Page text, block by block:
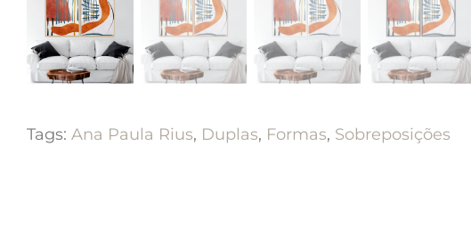
Tags: Ana Paula Rius, Duplas, Formas, Sobreposições